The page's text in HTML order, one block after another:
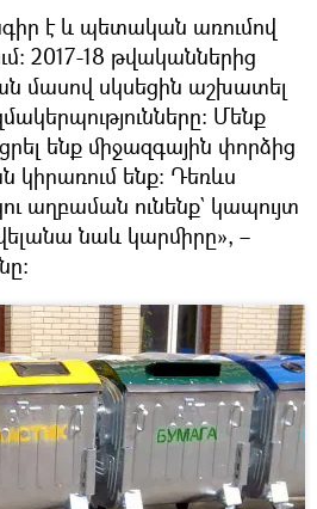
է և պետական առումով
2017-18 թվականներից
մասով սկսեցին աշխատել
Մենք
ենք միջազգային փորձից
կիրառում ենք։ Դեռևս
աղբաման ունենք` կապույտ
նաև կարմիրը», –